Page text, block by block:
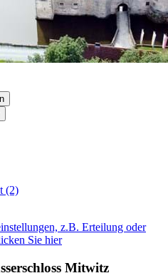
(2)
z.B. Erteilung oder
Sie hier
Mitwitz